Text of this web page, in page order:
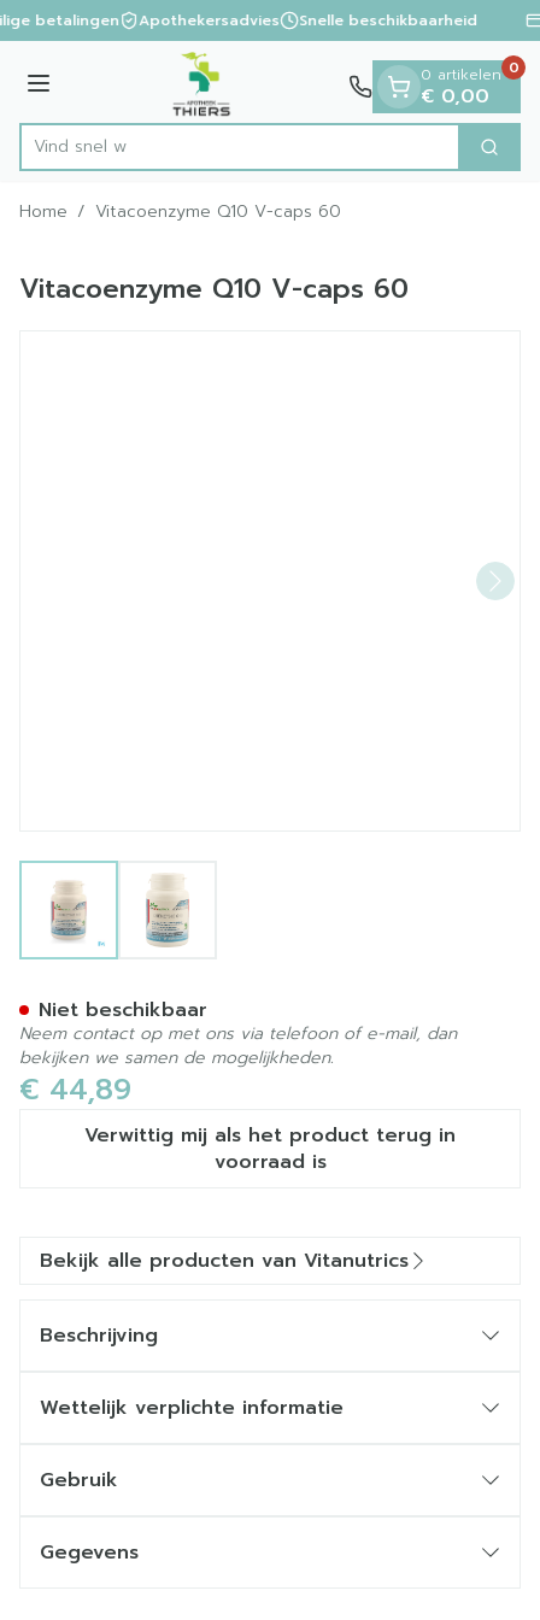
Ga naar de inhoud
1 van 1
betalingen Apothekersadvies Snelle beschikbaarheid
Menu
Product, merk, categorie...
Vind Zoek
0 artikelen
€ 0,00
0
Home / Vitacoenzyme Q10 V-caps 60
Vitacoenzyme Q10 V-caps 60
View larger imageView larger image
€ 44,89
Verwittig mij als het product terug in
voorraad is
Niet beschikbaar
Neem contact op met ons via telefoon of e-mail, dan
bekijken we samen de mogelijkheden.
Bekijk alle producten van Vitanutrics
Beschrijving
Wettelijk verplichte informatie
Gebruik
Gegevens